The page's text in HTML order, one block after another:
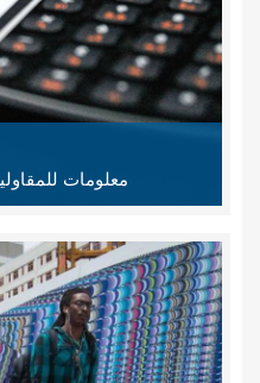
معلومات